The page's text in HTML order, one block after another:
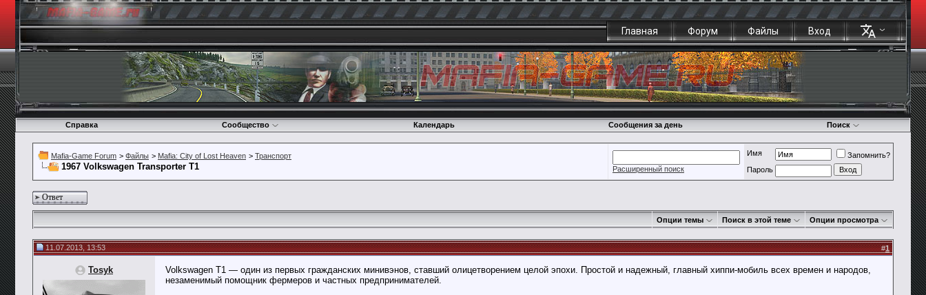
Главная Форум Файлы Вход
Справка Сообщество Календарь Сообщения за день Поиск
Mafia-Game Forum > Файлы > Mafia: City of Lost Heaven > Транспорт
1967 Volkswagen Transporter T1 Расширенный поиск
Имя
Запомнить?
Пароль
Ответ
Опции темы Поиск в этой теме Опции просмотра
11.07.2013, 13:53 #1
Tosyk
Volkswagen T1 — один из первых гражданских минивэнов, ставший олицетворением целой эпохи. Простой и надежный, главный хиппи-мобиль всех времен и народов,
незаменимый помощник фермеров и частных предпринимателей.